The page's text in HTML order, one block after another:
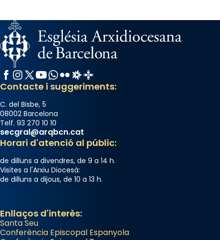
Facebook
Instagram
X / Twitter
YouTube
WhatsApp
FlickrRadio Estel
Catalunya Cristiana
Contacte i suggeriments:
C. del Bisbe, 5
08002 Barcelona
Telf. 93 270 10 10
secgral@arqbcn.cat
Horari d'atenció al públic:
de dilluns a divendres, de 9 a 14 h.
Visites a l'Arxiu Diocesà:
de dilluns a dijous, de 10 a 13 h.
Enllaços d'interès:
Santa Seu
Conferència Episcopal Espanyola